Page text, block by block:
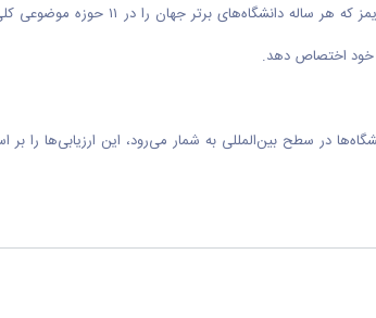
دانشگاه‌ها در سطح بین‌المللی به شمار می‌رود، این